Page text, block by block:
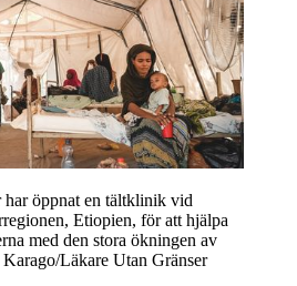
har öppnat en tältklinik vid
Etiopien, för att hjälpa
med den stora ökningen av
Läkare Utan Gränser